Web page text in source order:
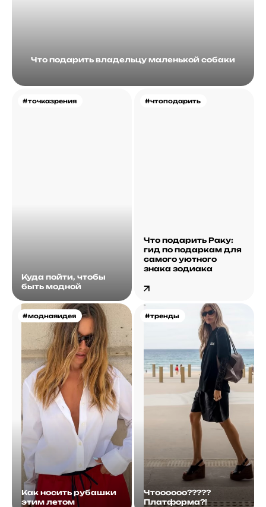
Что подарить владельцу маленькой собаки
#точказрения
Куда пойти, чтобы
быть модной
#чтоподарить
Что подарить Раку:
гид по подаркам для
самого уютного
знака зодиака
#моднаяидея
Как носить рубашки
этим летом
#тренды
Чтоооооо?????
Платформа?!